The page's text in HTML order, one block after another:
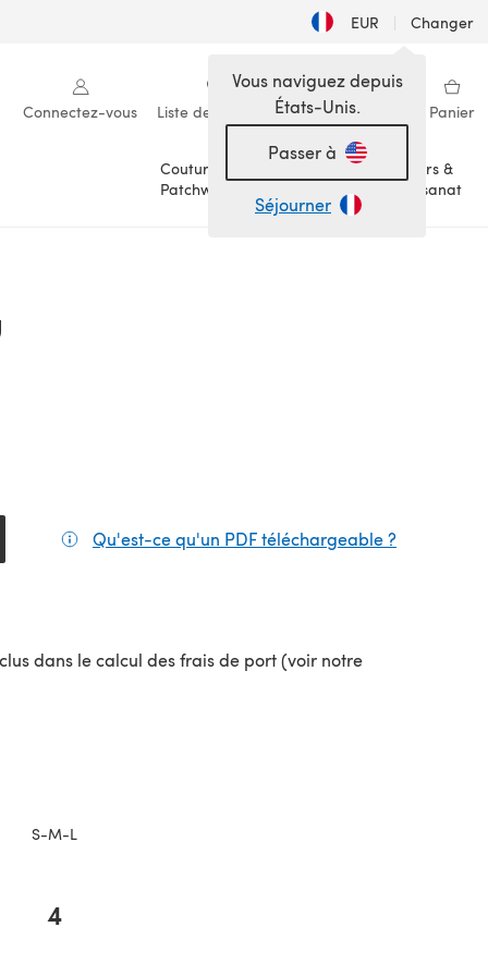
EUR | Changer
Connectez-vous Liste de souhaits Ma bibliothèque Panier
Couture &
Patchwork
Loisirs &
Artisanat
Vous naviguez depuis
États-Unis.
Passer à
Séjourner
Qu'est-ce qu'un PDF téléchargeable ?
dans le calcul des frais de port (voir notre
onglet)
S-M-L
4